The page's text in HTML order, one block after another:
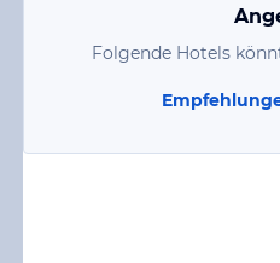
Folgende Hotels